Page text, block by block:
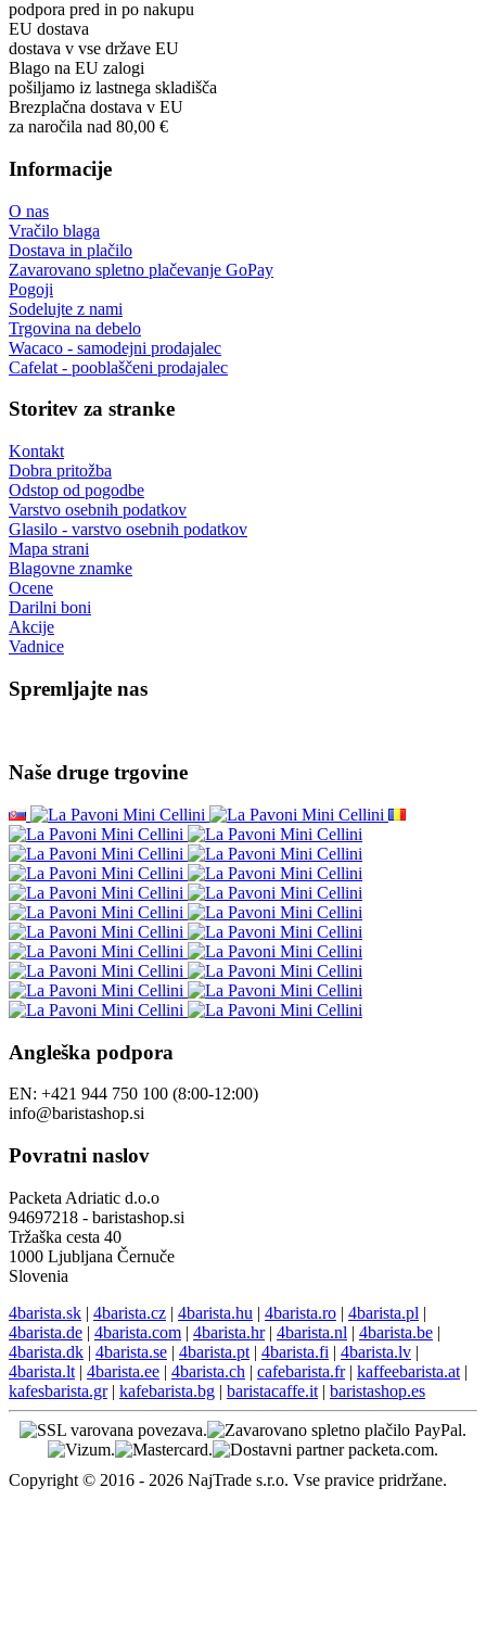
podpora pred in po nakupu
EU dostava
dostava v vse države EU
Blago na EU zalogi
pošiljamo iz lastnega skladišča
Brezplačna dostava v EU
za naročila nad 80,00 €
Informacije
O nas
Vračilo blaga
Dostava in plačilo
Zavarovano spletno plačevanje GoPay
Pogoji
Sodelujte z nami
Trgovina na debelo
Wacaco - samodejni prodajalec
Cafelat - pooblaščeni prodajalec
Storitev za stranke
Kontakt
Dobra pritožba
Odstop od pogodbe
Varstvo osebnih podatkov
Glasilo - varstvo osebnih podatkov
Mapa strani
Blagovne znamke
Ocene
Darilni boni
Akcije
Vadnice
Spremljajte nas
Naše druge trgovine
Angleška podpora
EN: +421 944 750 100 (8:00-12:00)
info@baristashop.si
Povratni naslov
Packeta Adriatic d.o.o
94697218 - baristashop.si
Tržaška cesta 40
1000 Ljubljana Černuče
Slovenia
4barista.sk | 4barista.cz | 4barista.hu | 4barista.ro | 4barista.pl |
4barista.de | 4barista.com | 4barista.hr| 4barista.nl | 4barista.be |
4barista.dk | 4barista.se | 4barista.pt | 4barista.fi | 4barista.lv |
4barista.lt | 4barista.ee | 4barista.ch | cafebarista.fr| kaffeebarista.at |
kafesbarista.gr| kafebarista.bg | baristacaffe.it | baristashop.es
Copyright © 2016 - 2026 NajTrade s.r.o. Vse pravice pridržane.